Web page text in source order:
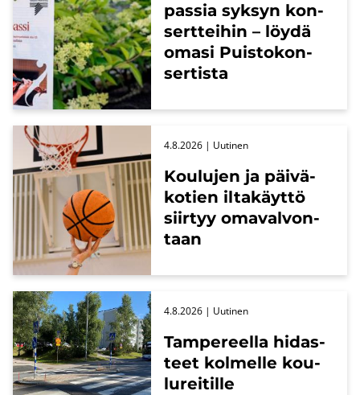
pas­sia syk­syn kon­
sert­tei­hin – löydä
omasi Puis­to­kon­
ser­tis­ta
Kou­lu­jen ja päi­vä­
ko­tien il­ta­käyt­tö
siir­tyy oma­val­von­
taan
4.8.2026 | Uu­ti­nen
Tam­pe­reel­la hi­das­
teet kol­mel­le kou­
lu­rei­til­le
4.8.2026 | Uu­ti­nen